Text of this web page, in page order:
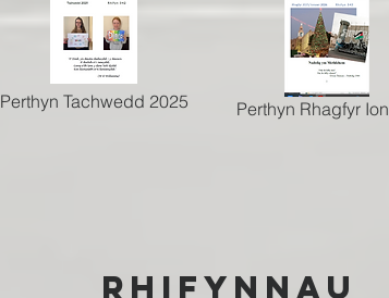
Perthyn Tachwedd 2025 Perthyn Rhagfyr
rHifyNnau